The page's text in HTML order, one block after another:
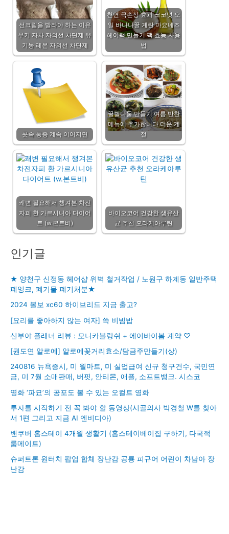
선크림을 발라야 하는 이유
무기 자차 자외선 차단제 유
기농 레몬 자외선 차단제
천연 극손상 효과 코코넛 오
일 바나나꿀 계란 마요네즈
헤어팩 만들기 팩 효능 사용
법
콧속 통증 계속 이어지면
꿀벌나물 만들기 여름 반찬
메뉴에 추가합니다 더운 계
절
쾌변 필요해서 챙겨본 차전
자피 환 가르시니아 다이어
트 (w.본트비)
바이오코어 건강한 생유산
균 추천 오라케아루틴
인기글
★ 양천구 신정동 헤어샵 위벽 철거작업 / 노원구 하계동 일반주택
폐잉크, 폐기물 폐기처분★
2024 볼보 xc60 하이브리드 지금 출고?
[요리를 좋아하지 않는 여자] 쓱 비빔밥
신부야 플래너 리뷰 : 모니카블랑쉬 + 에이바이봄 계약 ♡
[권도연 알로에] 알로에꽃거리효소/담금주만들기(상)
240816 뉴욕증시, 미 월마트, 미 실업급여 신규 청구건수, 국민연
금, 미 7월 소매판매, 버핏, 안티몬, 애플, 소프트뱅크. 시스코
영화 ‘파묘’의 공포도 볼 수 있는 오컬트 영화
투자를 시작하기 전 꼭 봐야 할 동영상(시골의사 박경철 W를 찾아
서 1편 그리고 지금 AI 엔비디아)
밴쿠버 홈스테이 4개월 생활기 (홈스테이베이집 구하기, 다국적
룸메이트)
슈퍼트론 원터치 팝업 합체 장난감 공룡 피규어 어린이 차남아 장
난감